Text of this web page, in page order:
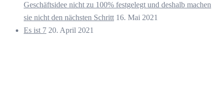
Geschäftsidee nicht zu 100% festgelegt und deshalb machen
sie nicht den nächsten Schritt 16. Mai 2021
Es ist 7 20. April 2021